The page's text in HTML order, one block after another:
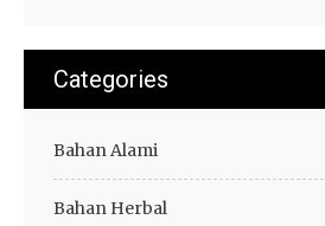
Categories
Bahan Alami
Bahan Herbal